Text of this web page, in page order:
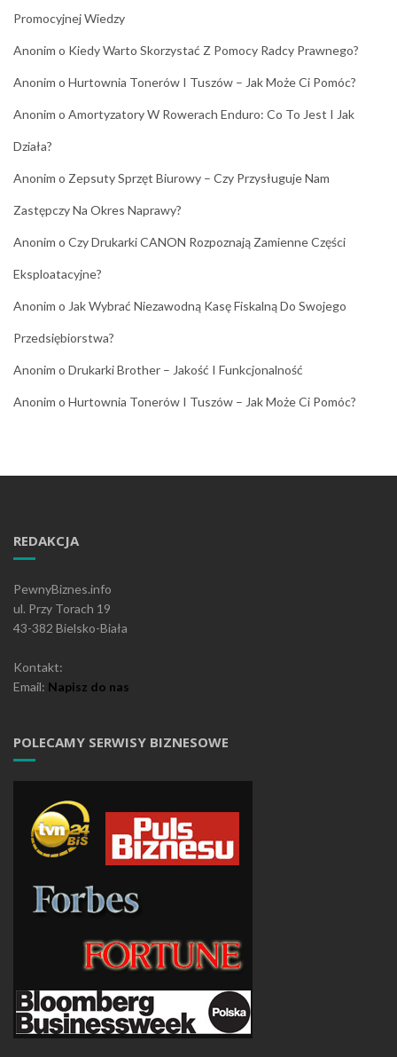
Promocyjnej Wiedzy
Anonim o Kiedy Warto Skorzystać Z Pomocy Radcy Prawnego?
Anonim o Hurtownia Tonerów I Tuszów – Jak Może Ci Pomóc?
Anonim o Amortyzatory W Rowerach Enduro: Co To Jest I Jak
Działa?
Anonim o Zepsuty Sprzęt Biurowy – Czy Przysługuje Nam
Zastępczy Na Okres Naprawy?
Anonim o Czy Drukarki CANON Rozpoznają Zamienne Części
Eksploatacyjne?
Anonim o Jak Wybrać Niezawodną Kasę Fiskalną Do Swojego
Przedsiębiorstwa?
Anonim o Drukarki Brother – Jakość I Funkcjonalność
Anonim o Hurtownia Tonerów I Tuszów – Jak Może Ci Pomóc?
REDAKCJA
PewnyBiznes.info
ul. Przy Torach 19
43-382 Bielsko-Biała
Kontakt:
Email: Napisz do nas
POLECAMY SERWISY BIZNESOWE